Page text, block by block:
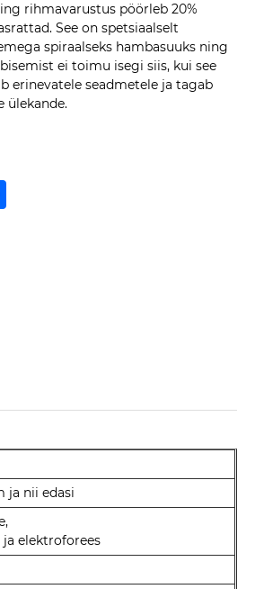
rihmavarustus pöörleb 20%
See on spetsiaalselt
spiraalseks hambasuuks ning
ei toimu isegi siis, kui see
erinevatele seadmetele ja tagab
ülekande.
Share
ja nii edasi
elektroforees